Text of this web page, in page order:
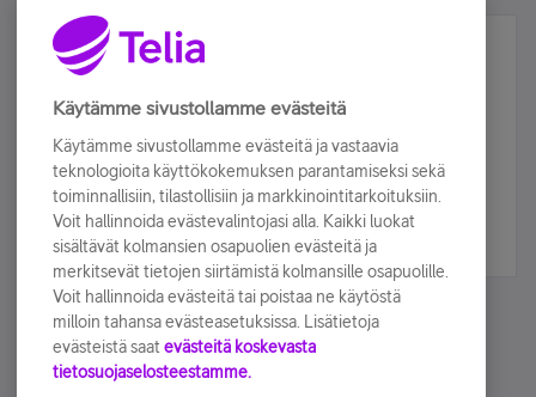
Älä jää paitsi – osallistu ja voita!
Tilaa Telian uutiskirje ja olet mukana arvonnassa.
sähköpostiisi.
Tilaa nyt
Käytämme sivustollamme evästeitä
Käytämme sivustollamme evästeitä ja vastaavia
teknologioita käyttökokemuksen parantamiseksi sekä
toiminnallisiin, tilastollisiin ja markkinointitarkoituksiin.
Voit hallinnoida evästevalintojasi alla. Kaikki luokat
sisältävät kolmansien osapuolien evästeitä ja
merkitsevät tietojen siirtämistä kolmansille osapuolille.
Voit hallinnoida evästeitä tai poistaa ne käytöstä
milloin tahansa evästeasetuksissa. Lisätietoja
evästeistä saat evästeitä koskevasta
tietosuojaselosteestamme.